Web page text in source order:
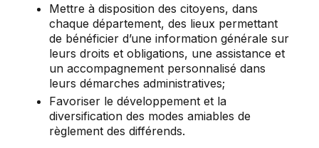
Mettre à disposition des citoyens, dans
chaque département, des lieux permettant
de bénéficier d’une information générale sur
leurs droits et obligations, une assistance et
un accompagnement personnalisé dans
leurs démarches administratives;
Favoriser le développement et la
diversification des modes amiables de
règlement des différends.